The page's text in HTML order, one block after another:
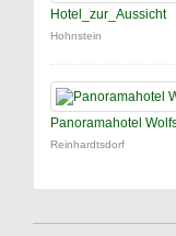
Hotel_zur_Aussicht
Hohnstein
Panoramahotel
Reinhardtsdorf